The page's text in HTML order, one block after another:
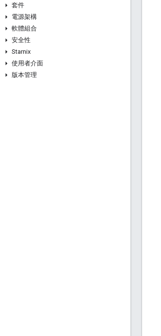
套件
電源架構
軟體組合
安全性
Starnix
使用者介面
版本管理